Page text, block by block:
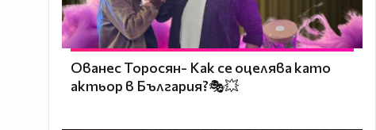
Ованес Торосян- Как се оцелява като
актьор в България?🎭💥